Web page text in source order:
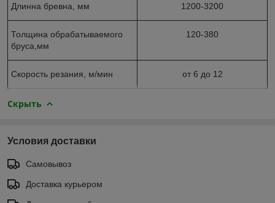
Длинна бревна, мм 1200-3200
Толщина обрабатываемого
бруса,мм
120-380
Скорость резания, м/мин от 6 до 12
Скрыть
Условия доставки
Самовывоз
Доставка курьером